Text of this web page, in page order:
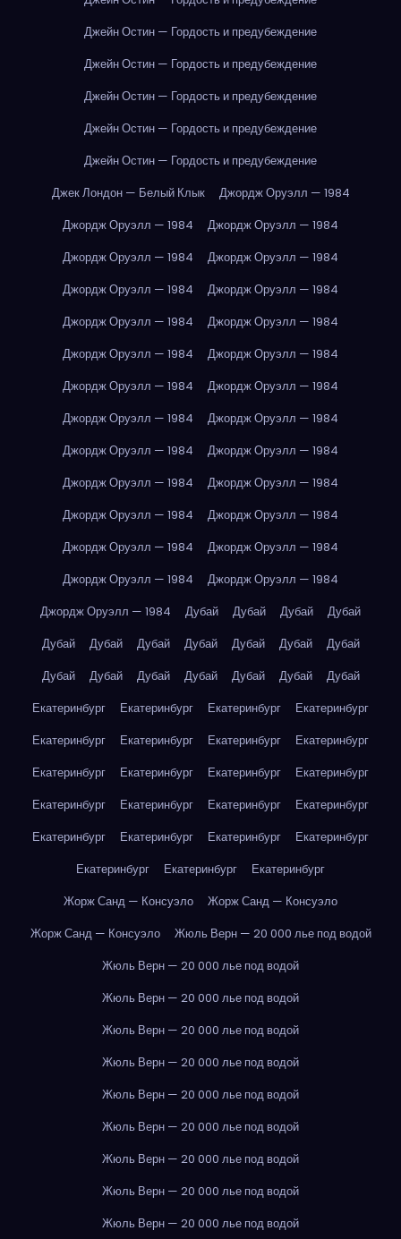
Джейн Остин — Гордость и предубеждение
Джейн Остин — Гордость и предубеждение
Джейн Остин — Гордость и предубеждение
Джейн Остин — Гордость и предубеждение
Джейн Остин — Гордость и предубеждение
Джек Лондон — Белый Клык
Джордж Оруэлл — 1984
Джордж Оруэлл — 1984
Джордж Оруэлл — 1984
Джордж Оруэлл — 1984
Джордж Оруэлл — 1984
Джордж Оруэлл — 1984
Джордж Оруэлл — 1984
Джордж Оруэлл — 1984
Джордж Оруэлл — 1984
Джордж Оруэлл — 1984
Джордж Оруэлл — 1984
Джордж Оруэлл — 1984
Джордж Оруэлл — 1984
Джордж Оруэлл — 1984
Джордж Оруэлл — 1984
Джордж Оруэлл — 1984
Джордж Оруэлл — 1984
Джордж Оруэлл — 1984
Джордж Оруэлл — 1984
Джордж Оруэлл — 1984
Джордж Оруэлл — 1984
Джордж Оруэлл — 1984
Джордж Оруэлл — 1984
Джордж Оруэлл — 1984
Джордж Оруэлл — 1984
Джордж Оруэлл — 1984
Дубай Дубай Дубай
Дубай
Дубай
Дубай Дубай Дубай Дубай Дубай
Дубай
Дубай
Дубай Дубай Дубай Дубай Дубай
Дубай
Екатеринбург
Екатеринбург Екатеринбург
Екатеринбург
Екатеринбург
Екатеринбург Екатеринбург
Екатеринбург
Екатеринбург
Екатеринбург Екатеринбург
Екатеринбург
Екатеринбург
Екатеринбург Екатеринбург
Екатеринбург
Екатеринбург
Екатеринбург Екатеринбург
Екатеринбург
Екатеринбург
Екатеринбург
Екатеринбург
Жорж Санд — Консуэло
Жорж Санд — Консуэло
Жорж Санд — Консуэло
Жюль Верн — 20 000 лье под водой
Жюль Верн — 20 000 лье под водой
Жюль Верн — 20 000 лье под водой
Жюль Верн — 20 000 лье под водой
Жюль Верн — 20 000 лье под водой
Жюль Верн — 20 000 лье под водой
Жюль Верн — 20 000 лье под водой
Жюль Верн — 20 000 лье под водой
Жюль Верн — 20 000 лье под водой
Жюль Верн — 20 000 лье под водой